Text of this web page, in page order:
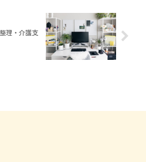
理・介護支